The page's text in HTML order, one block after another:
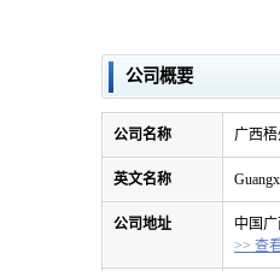
公司概要
公司名称 广西
英文名称
公司地址
中国
>> 查